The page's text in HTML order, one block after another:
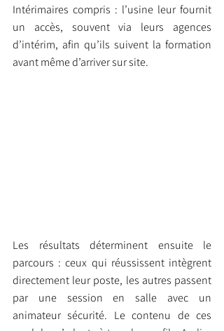
Intérimaires compris : l’usine leur fournit
un accès, souvent via leurs agences
d’intérim, afin qu’ils suivent la formation
avant même d’arriver sur site.
Les résultats déterminent ensuite le
parcours : ceux qui réussissent intègrent
directement leur poste, les autres passent
par une session en salle avec un
animateur sécurité. Le contenu de ces